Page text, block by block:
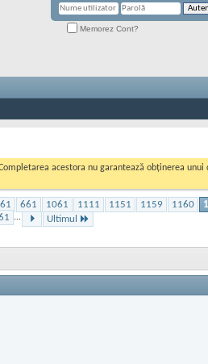
Memorez Cont?
acestora nu garantează obținerea
661 1061 1111 1151 1159 1160
... Ultimul